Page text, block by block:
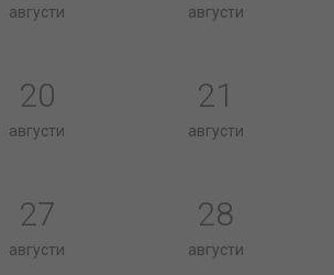
августи августи
20
августи
21
августи
27
августи
28
августи